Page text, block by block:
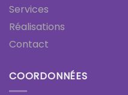
Services
Réalisations
Contact
COORDONNÉES